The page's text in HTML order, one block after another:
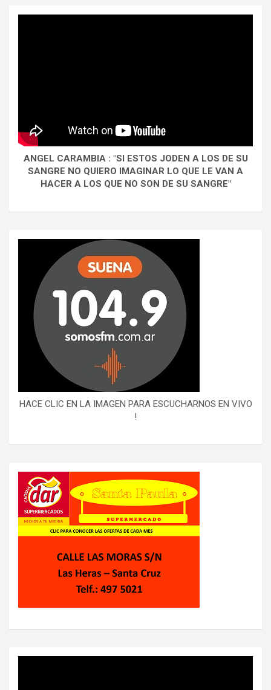
ANGEL CARAMBIA : "SI ESTOS JODEN A LOS DE SU
SANGRE NO QUIERO IMAGINAR LO QUE LE VAN A
HACER A LOS QUE NO SON DE SU SANGRE"
HACE CLIC EN LA IMAGEN PARA ESCUCHARNOS EN VIVO
!